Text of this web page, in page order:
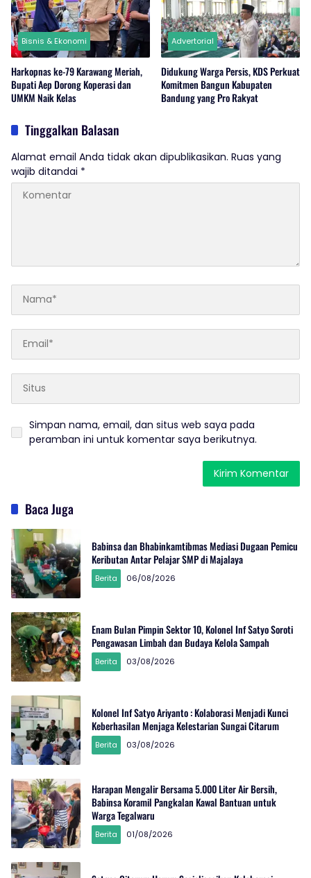
Bisnis & Ekonomi
Harkopnas ke-79 Karawang Meriah,
Bupati Aep Dorong Koperasi dan
UMKM Naik Kelas
Advertorial
Didukung Warga Persis, KDS Perkuat
Komitmen Bangun Kabupaten
Bandung yang Pro Rakyat
Tinggalkan Balasan
Alamat email Anda tidak akan dipublikasikan. Ruas yang
wajib ditandai *
Simpan nama, email, dan situs web saya pada
peramban ini untuk komentar saya berikutnya.
Baca Juga
Babinsa dan Bhabinkamtibmas Mediasi Dugaan Pemicu
Keributan Antar Pelajar SMP di Majalaya
Berita 06/08/2026
Enam Bulan Pimpin Sektor 10, Kolonel Inf Satyo Soroti
Pengawasan Limbah dan Budaya Kelola Sampah
Berita 03/08/2026
Kolonel Inf Satyo Ariyanto : Kolaborasi Menjadi Kunci
Keberhasilan Menjaga Kelestarian Sungai Citarum
Berita 03/08/2026
Harapan Mengalir Bersama 5.000 Liter Air Bersih,
Babinsa Koramil Pangkalan Kawal Bantuan untuk
Warga Tegalwaru
Berita 01/08/2026